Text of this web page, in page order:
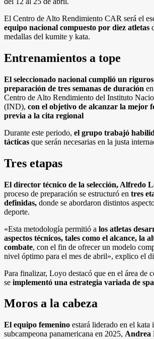
El Centro de Alto Rendimiento CAR será el
equipo nacional compuesto por diez atletas
medallas del kumite y kata.
Entrenamientos a tope
El seleccionado nacional cumplió un
preparación de tres semanas de duración
Centro de Alto Rendimiento del Instituto
(IND), con el objetivo de alcanzar la mejor
previa a la cita regional
Durante este periodo, el grupo trabajó
tácticas que serán necesarias en la justa
Tres etapas
El director técnico de la selección, Alfredo
proceso de preparación se estructuró en tres
definidas, donde se abordaron distintos
deporte.
«Esta metodología permitió a los atletas
aspectos técnicos, tales como el alcance, la
combate, con el fin de ofrecer un modelo
nivel óptimo para el mes de abril», explico el
Para finalizar, Loyo destacó que en el área de
se implementó una estrategia variada de
Moros a la cabeza
El equipo femenino estará liderado en el
subcampeona panamericana en 2025, Andrea